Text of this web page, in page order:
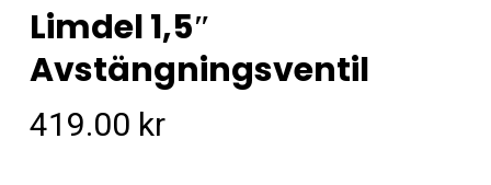
Limdel 1,5″
Avstängningsventil
419.00 kr